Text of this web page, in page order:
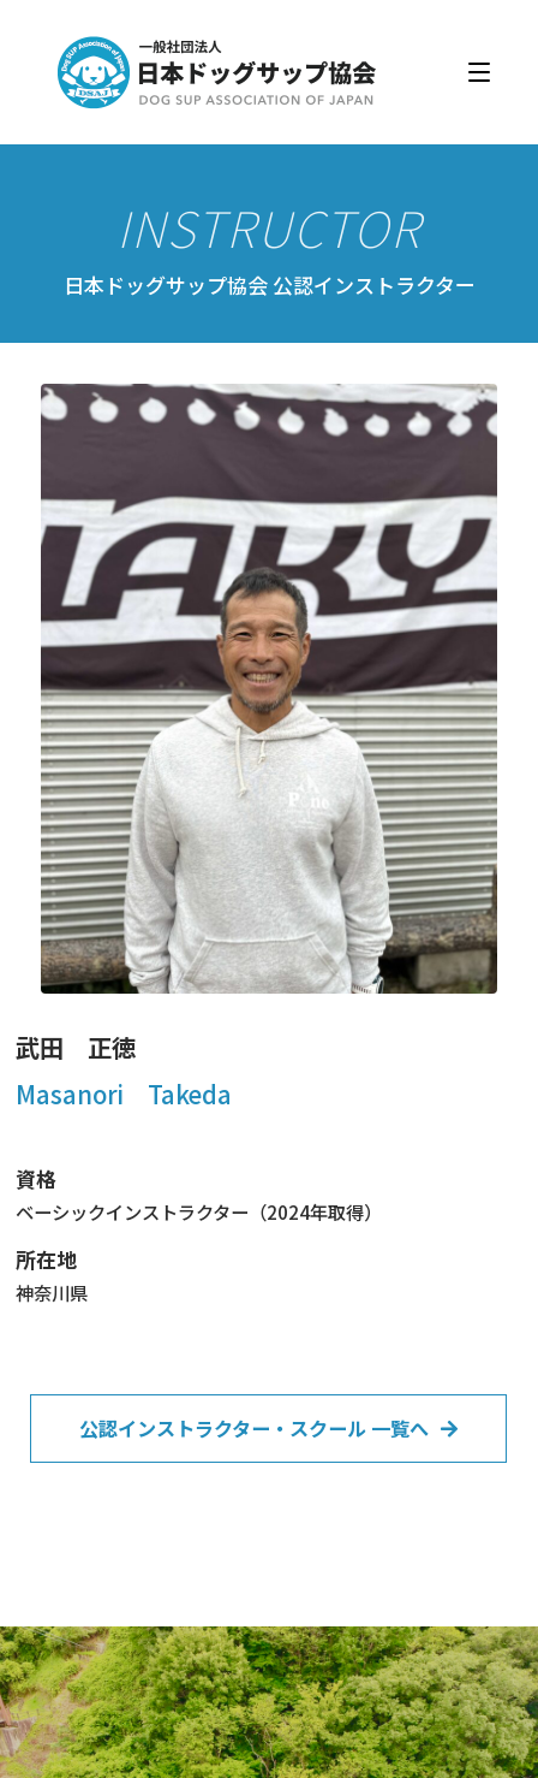
入会・更新
公認スクール・インストラクター
公認スクール案内
資格取得・協会規約
ドッグサップをはじめよう
ニュース
フォト＆ムービー
お問い合わせ
日本ドッグサップ協会 公認インストラクター
武田 正徳
Masanori Takeda
資格
ベーシックインストラクター（2024年取得）
所在地
神奈川県
公認インストラクター・スクール 一覧へ